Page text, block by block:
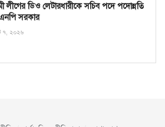
লীগের ডিও লেটারধারীকে সচিব পদে পদোন্নতি
সরকার
৭, ২০২৬